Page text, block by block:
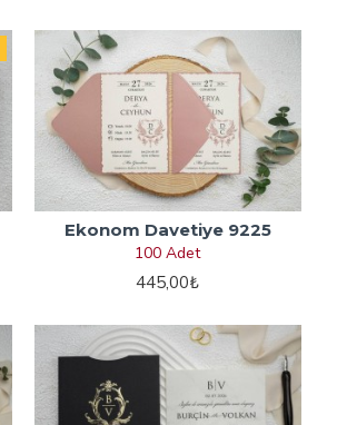
Ekonom Davetiye 9225
100 Adet
445,00₺